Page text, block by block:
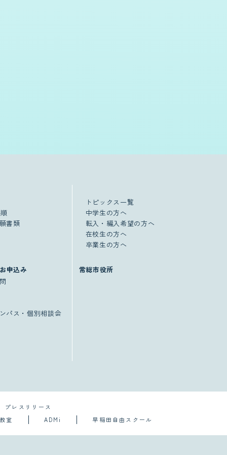
書類
申込み
パス・個別相談会
トピックス一覧
中学生の方へ
転入・編入希望の方へ
在校生の方へ
卒業生の方へ
常総市役所
プレスリリース
室
ADMi 早稲田自由スクール